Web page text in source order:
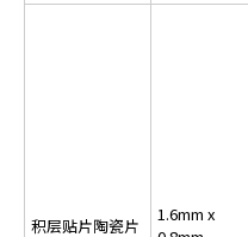
积层贴片陶瓷片
1.6mm x